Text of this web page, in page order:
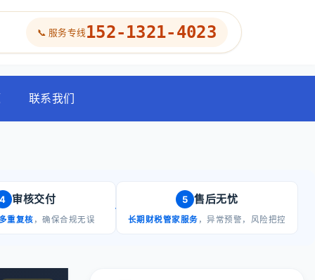
📞 服务专线152-1321-4023
联系我们
4 审核交付
重复核 ，确保合规无误
5 售后无忧
长期财税管家服务 ，异常预警，风险把控